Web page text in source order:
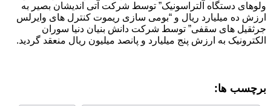
دستگاه آلتراسونیک” توسط شرکت آتی اندیشان بصیر به
میلیارد ریال و “بومی سازی ریموت کنترل های وایرلس
های سقفی” توسط شرکت دانش بنیان دنیا سوران
به ارزش پنج میلیارد و پانصد میلیون ریال منعقد گردید.
ها: